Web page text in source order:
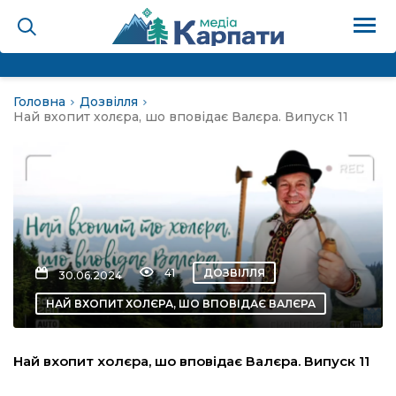
голос гірського
холєра, шо вповідає
Головна
Дозвілля
Най вхопит холєра, шо вповідає Валєра. Випуск 11
30.06.2024 41 ДОЗВІЛЛЯ
НАЙ ВХОПИТ ХОЛЄРА, ШО ВПОВІДАЄ ВАЛЄРА
Най вхопит холєра, шо вповідає Валєра. Випуск 11